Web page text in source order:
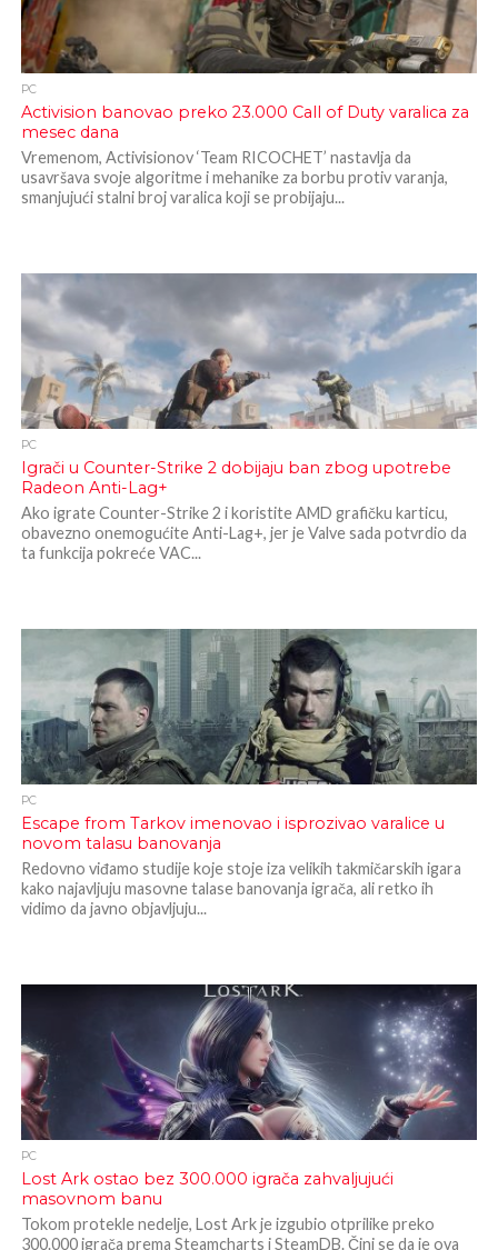
PC
Activision banovao preko 23.000 Call of Duty varalica za
mesec dana
Vremenom, Activisionov ‘Team RICOCHET’ nastavlja da
usavršava svoje algoritme i mehanike za borbu protiv varanja,
smanjujući stalni broj varalica koji se probijaju...
PC
Igrači u Counter-Strike 2 dobijaju ban zbog upotrebe
Radeon Anti-Lag+
Ako igrate Counter-Strike 2 i koristite AMD grafičku karticu,
obavezno onemogućite Anti-Lag+, jer je Valve sada potvrdio da
ta funkcija pokreće VAC...
PC
Escape from Tarkov imenovao i isprozivao varalice u
novom talasu banovanja
Redovno viđamo studije koje stoje iza velikih takmičarskih igara
kako najavljuju masovne talase banovanja igrača, ali retko ih
vidimo da javno objavljuju...
PC
Lost Ark ostao bez 300.000 igrača zahvaljujući
masovnom banu
Tokom protekle nedelje, Lost Ark je izgubio otprilike preko
300.000 igrača prema Steamcharts i SteamDB. Čini se da je ova